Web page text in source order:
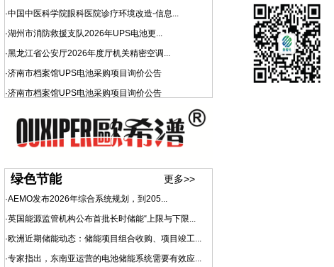
·中国中医科学院眼科医院诊疗环境改造-信息...
·湖州市消防救援支队2026年UPS电池更...
·黑龙江省公安厅2026年度厅机关精密空调...
·济南市档案馆UPS电池采购项目询价公告
·济南市档案馆UPS电池采购项目询价公告
绿色节能 更多>>
·AEMO发布2026年综合系统规划，到205...
·英国能源监管机构公布首批长时储能“上限与下限...
·欧洲近期储能动态：储能项目组合收购、项目竣工...
·专家指出，东南亚运营的电池储能系统需要有效应...